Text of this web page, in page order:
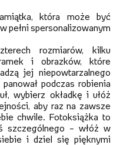
która może być
pełni spersonalizowanym
rozmiarów, kilku
i obrazków, które
jej niepowtarzalnego
podczas robienia
wybierz okładkę i ułóż
aby raz na zawsze
chwile. Fotoksiążka to
szczególnego – włóż w
i dziel się pięknymi